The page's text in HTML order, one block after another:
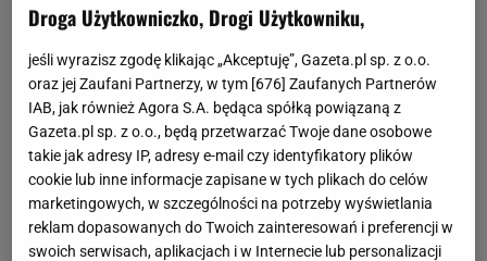
Droga Użytkowniczko, Drogi Użytkowniku,
jeśli wyrazisz zgodę klikając „Akceptuję”, Gazeta.pl sp. z o.o.
oraz jej Zaufani Partnerzy, w tym [676] Zaufanych Partnerów
IAB, jak również Agora S.A. będąca spółką powiązaną z
Gazeta.pl sp. z o.o., będą przetwarzać Twoje dane osobowe
takie jak adresy IP, adresy e-mail czy identyfikatory plików
cookie lub inne informacje zapisane w tych plikach do celów
marketingowych, w szczególności na potrzeby wyświetlania
reklam dopasowanych do Twoich zainteresowań i preferencji w
swoich serwisach, aplikacjach i w Internecie lub personalizacji